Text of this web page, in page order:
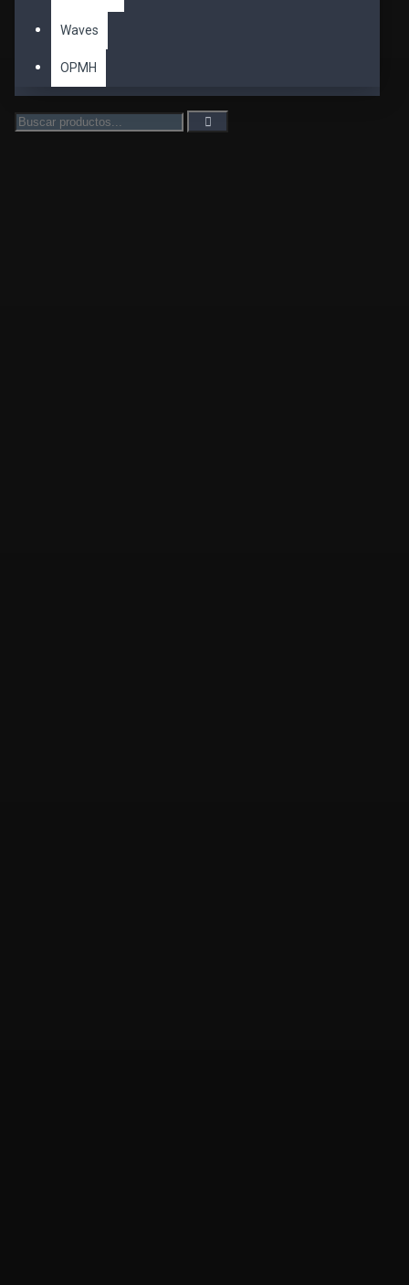
Waves
OPMH